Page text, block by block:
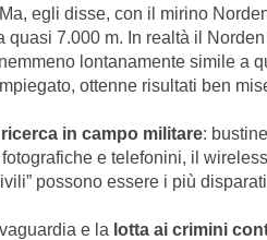
egli disse, con il mirino
7.000 m. In realtà il
lontanamente simile a
ottenne risultati ben
ricerca in campo militare:
e telefonini, il
possono essere i più
e la lotta ai crimini